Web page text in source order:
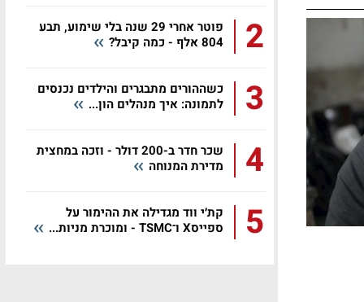
2
פוטר אחרי 29 שנה בלי שימוע, תבע
804 אלף - כמה קיבל?
3
כשההורים מתבגרים והילדים נכנסים
לתמונה: איך מנהלים הון...
4
שכר חדר ב-200 דולר - וזכה במחצית
מדירת המנוחה
5
קת׳י ווד מגדילה את ההימור על
ספייסX ו־TSMC - ומוכרת מניות...